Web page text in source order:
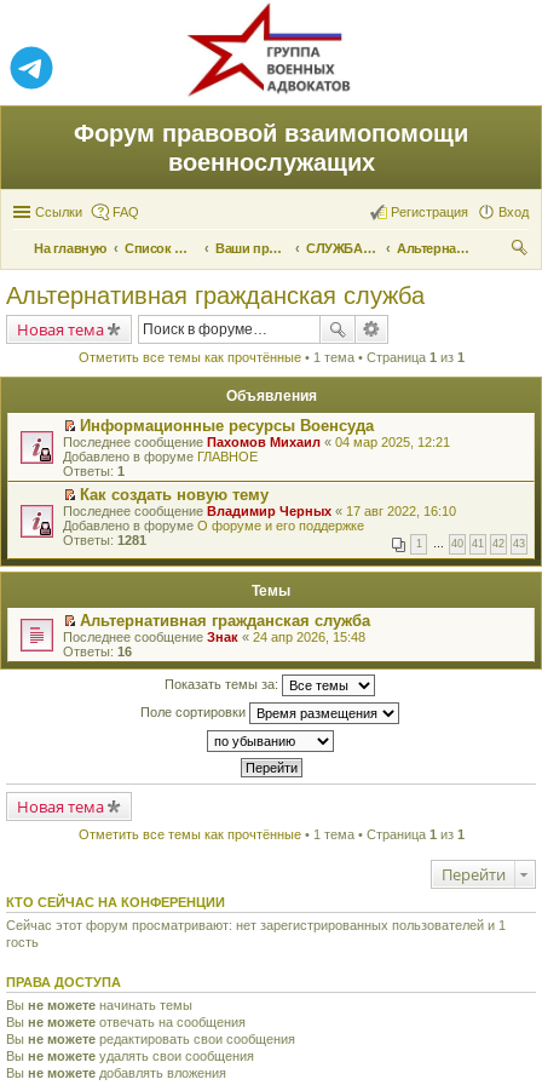
Форум правовой взаимопомощи
военнослужащих
Ссылки FAQ Вход
Регистрация
На главную Список форумов Ваши права и их реализация СЛУЖБА ПО ПРИЗЫВУ
Альтернативная гражданская служба
Альтернативная гражданская служба
Новая тема
Отметить все темы как прочтённые• 1 тема • Страница 1 из 1
Объявления
П
е
р
е
й
т
и
к
е
о
м
у
н
е
н
н
о
м
б
щ
е
ю
Информационные ресурсы Военсуда
Последнее сообщение Пахомов Михаил « 04 мар 2025, 12:21
Добавлено в форуме ГЛАВНОЕ
Ответы: 1
П
е
р
й
к
п
е
р
в
о
ч
и
т
а
м
у
с
щ
е
и
ю
Как создать новую тему
Последнее сообщение Владимир Черных « 17 авг 2022, 16:10
Добавлено в форуме О форуме и его поддержке
Ответы: 1281 1 … 40 41 42 43
Темы
П
е
р
в
о
м
у
р
о
ч
н
н
о
м
у
с
о
Альтернативная гражданская служба
Последнее сообщение Знак « 24 апр 2026, 15:48
Ответы: 16
Показать темы за:
Поле сортировки
Новая тема
Отметить все темы как прочтённые• 1 тема • Страница 1 из 1
Перейти
КТО СЕЙЧАС НА КОНФЕРЕНЦИИ
Сейчас этот форум просматривают: нет зарегистрированных пользователей и 1
гость
ПРАВА ДОСТУПА
Вы не можете начинать темы
Вы не можете отвечать на сообщения
Вы не можете редактировать свои сообщения
Вы не можете удалять свои сообщения
Вы не можете добавлять вложения